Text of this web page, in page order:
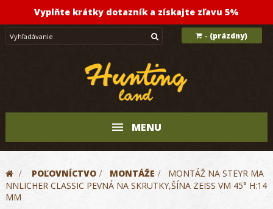
Vyplňte krátky dotazník a získajte zľavu 5%
- (prázdny)
MENU
> POĽOVNÍCTVO > MONTÁŽE >
MONTÁŽ NA STEYR MA
NNLICHER CLASSIC PEVNÁ NA SKRUTKY,ŠÍNA ZEISS VM 45° H:14
MM